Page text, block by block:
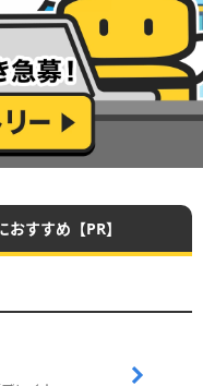
すすめ【PR】